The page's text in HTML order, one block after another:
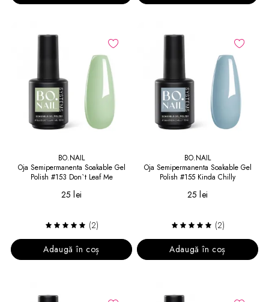
BO.NAIL
Oja Semipermanenta Soakable Gel
Polish #153 Don`t Leaf Me
25 lei
(2)
Adaugă în coș
BO.NAIL
Oja Semipermanenta Soakable Gel
Polish #155 Kinda Chilly
25 lei
(2)
Adaugă în coș